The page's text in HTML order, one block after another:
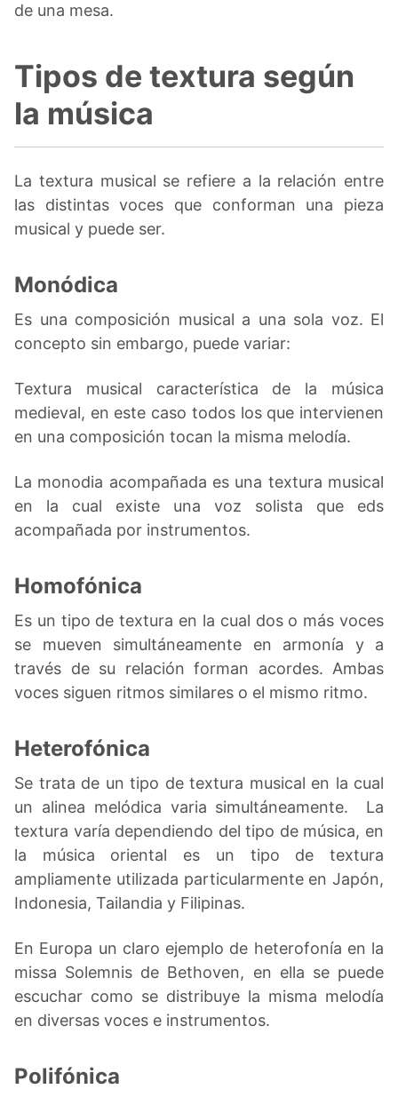
de una mesa.
Tipos de textura según
la música
La textura musical se refiere a la relación entre
las distintas voces que conforman una pieza
musical y puede ser.
Monódica
Es una composición musical a una sola voz. El
concepto sin embargo, puede variar:
Textura musical característica de la música
medieval, en este caso todos los que intervienen
en una composición tocan la misma melodía.
La monodia acompañada es una textura musical
en la cual existe una voz solista que eds
acompañada por instrumentos.
Homofónica
Es un tipo de textura en la cual dos o más voces
se mueven simultáneamente en armonía y a
través de su relación forman acordes. Ambas
voces siguen ritmos similares o el mismo ritmo.
Heterofónica
Se trata de un tipo de textura musical en la cual
un alinea melódica varia simultáneamente. La
textura varía dependiendo del tipo de música, en
la música oriental es un tipo de textura
ampliamente utilizada particularmente en Japón,
Indonesia, Tailandia y Filipinas.
En Europa un claro ejemplo de heterofonía en la
missa Solemnis de Bethoven, en ella se puede
escuchar como se distribuye la misma melodía
en diversas voces e instrumentos.
Polifónica